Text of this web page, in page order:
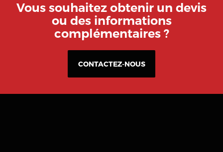
Vous souhaitez obtenir un devis
ou des informations
complémentaires ?
CONTACTEZ-NOUS